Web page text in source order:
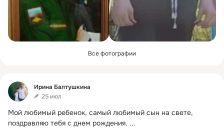
Все фотографии
Фид
Ирина Балтушкина
25 июл
Мой любимый ребенок, самый любимый сын на свете,
поздравляю тебя с днем рождения. ...